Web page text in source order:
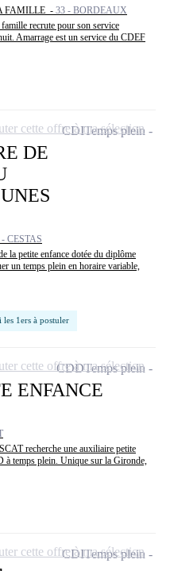
FAMILLE - 33 - BORDEAUX
recrute pour son service
Amarrage est un service du CDEF
DE
CESTAS
la petite enfance dotée du diplôme
un temps plein en horaire variable,
les 1ers à postuler
CDITemps plein
cette offre à ma sélection
ENFANCE
recherche une auxiliaire petite
à temps plein. Unique sur la Gironde,
CDDTemps plein
cette offre à ma sélection
CDITemps plein
cette offre à ma sélection